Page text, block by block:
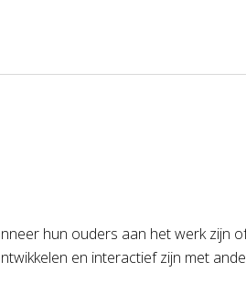
hun ouders aan het werk zijn
en interactief zijn met